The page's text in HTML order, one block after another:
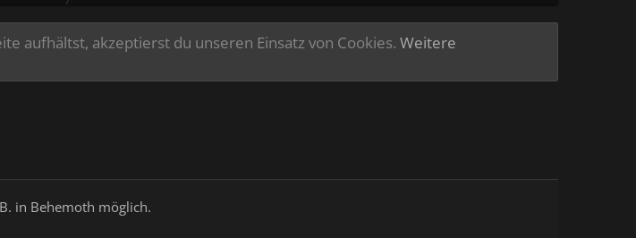
aufhältst, akzeptierst du unseren Einsatz von Cookies. Weitere
in Behemoth möglich.